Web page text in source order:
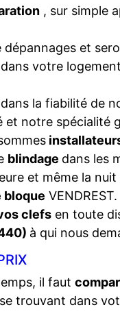
, sur simple
dépannages et
dans votre
la fiabilité de
notre spécialité
blindage dans les
et même la
bloque VENDREST.
clefs en toute
à qui nous
il faut
trouvant dans